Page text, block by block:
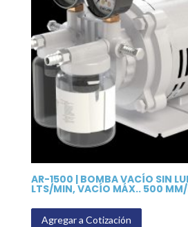
AR-1500 | BOMBA VACÍO SIN
LTS/MIN, VACÍO MÁX.. 500
Agregar a Cotización